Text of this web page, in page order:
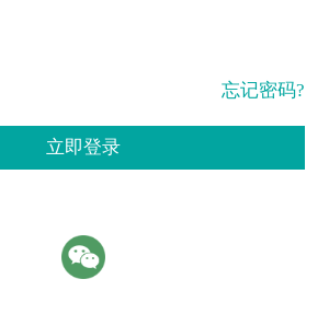
忘记密码?
立即登录